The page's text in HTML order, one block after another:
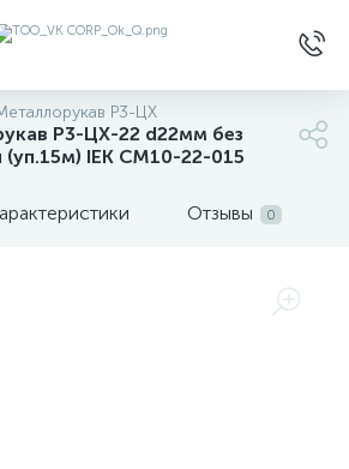
Р3-ЦХ
Р3-ЦХ-22 d22мм без
IEK CM10-22-015
Отзывы 0